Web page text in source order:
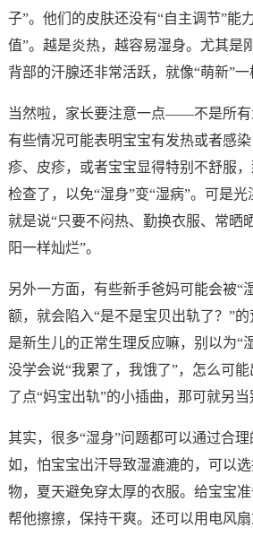
子”。他们的皮肤还没有“自主调节”能
值”。越是炎热，越容易湿身。尤其是
背部的汗腺还非常活跃，就像“萌新”一
当然啦，家长要注意一点——不是所有
有些情况可能表明宝宝有发热或者感
疹、皮疹，或者宝宝显得特别不舒服
检查了，以免“湿身”变“湿病”。可是
就是说“只要不闷热、勤换衣服、常晒
阳一样灿烂”。
另外一方面，有些新手爸妈可能会被“
额，就会陷入“是不是宝贝出轨了？”
是新生儿的正常生理反应嘛，别以为“
没学会说“我累了，我饿了”，怎么可
了点“妈宝出轨”的小插曲，那可就另当
其实，很多“湿身”问题都可以通过合
如，怕宝宝出汗导致湿漉漉的，可以
物，夏天避免穿太厚的衣服。给宝宝
帮他擦擦，保持干爽。还可以用电风扇